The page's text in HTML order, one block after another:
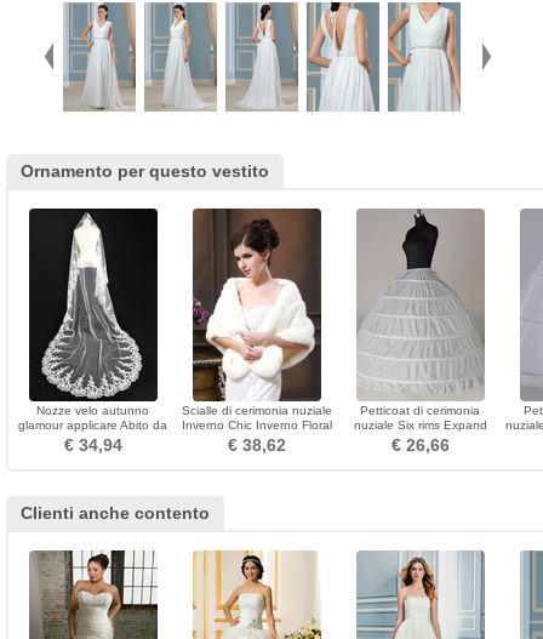
Ornamento per questo vestito
Nozze velo autunno
glamour applicare Abito da
sposa dea
€ 34,94
Scialle di cerimonia nuziale
Inverno Chic Inverno Floral
Inverno Inverno Chic
Inverno
€ 38,62
Petticoat di cerimonia
nuziale Six rims Expand
Width di stringa Vestito
pieno regolabile
€ 26,66
Clienti anche contento